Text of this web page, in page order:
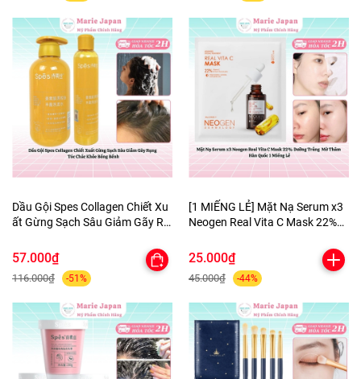
Dầu Gội Spes Collagen Chiết Xu
ất Gừng Sạch Sâu Giảm Gãy Rụ
57.000₫
116.000₫ -51%
[1 MIẾNG LẺ] Mặt Nạ Serum x3
Neogen Real Vita C Mask 22%
Quốc
25.000₫
45.000₫ -44%